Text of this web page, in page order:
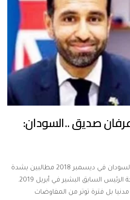
عرفان صديق ..السودان:
خرج المتظاهرون إلى شوارع السودان في ديسمبر 2018 مطالبين بشدة
بالتغيير. أدى اصرارهم إلى إزاحة الرئيس السابق البشير في أبريل 2019.
بل فترة توتر من المفاوضات